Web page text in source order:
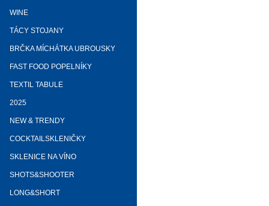
WINE
TÁCY STOJANY
BRČKA MÍCHÁTKA UBROUSKY
FAST FOOD POPELNÍKY
TEXTIL TABULE
2025
NEW & TRENDY
COCKTAILSKLENIČKY
SKLENICE NA VÍNO
SHOTS&SHOOTER
LONG&SHORT